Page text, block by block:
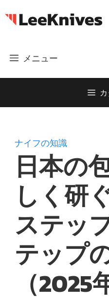
ン
ッ
メニュー
ナイフの知識
日本の
しく研
ステッ
テップ
（2025